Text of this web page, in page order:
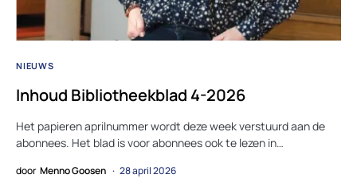
NIEUWS
Inhoud Bibliotheekblad 4-2026
Het papieren aprilnummer wordt deze week verstuurd aan de
abonnees. Het blad is voor abonnees ook te lezen in…
door Menno Goosen 28 april 2026